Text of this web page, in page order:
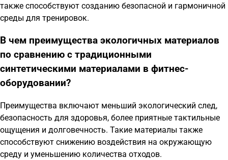
также способствуют созданию безопасной и гармоничной
среды для тренировок.
В чем преимущества экологичных материалов
по сравнению с традиционными
синтетическими материалами в фитнес-
оборудовании?
Преимущества включают меньший экологический след,
безопасность для здоровья, более приятные тактильные
ощущения и долговечность. Такие материалы также
способствуют снижению воздействия на окружающую
среду и уменьшению количества отходов.